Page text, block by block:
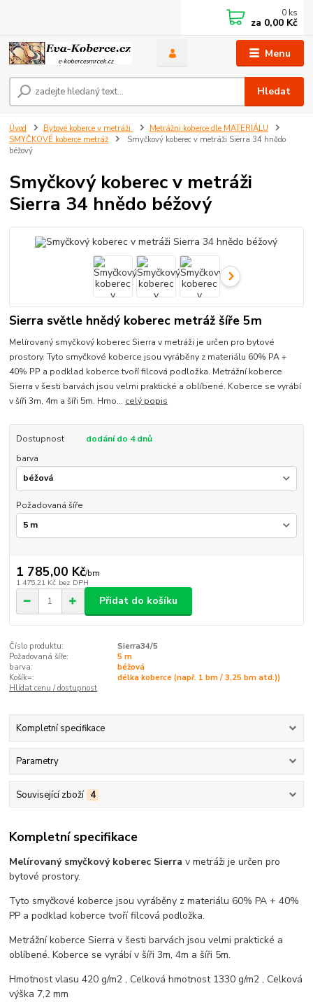
Menu
Hledat
0 ks
za 0,00 Kč
Úvod Bytové koberce v metráži
Metrážni koberce dle MATERIÁLU
SMYČKOVÉ koberce metráž
Smyčkový koberec v metráži Sierra 34 hnědo
béžový
Smyčkový koberec v metráži
Sierra 34 hnědo béžový
Sierra světle hnědý koberec metráž šíře 5m
Melírovaný smyčkový koberec Sierra v metráži je určen pro bytové
prostory. Tyto smyčkové koberce jsou vyráběny z materiálu 60% PA +
40% PP a podklad koberce tvoří filcová podložka. Metrážní koberce
Sierra v šesti barvách jsou velmi praktické a oblíbené. Koberce se vyrábí
v šíři 3m, 4m a šíři 5m. Hmo... celý popis
Dostupnost
dodání do 4 dnů
barva
Požadovaná šíře
1 785,00 Kč/bm
1 475,21 Kč bez DPH
Přidat do košíku
Číslo produktu:
Sierra34/5
Požadovaná šíře:
5 m
barva:
béžová
Košík=:
délka koberce (např. 1 bm / 3,25 bm atd.))
Hlídat cenu / dostupnost
Kompletní specifikace
Parametry
Související zboží 4
Kompletní specifikace
Melírovaný smyčkový koberec Sierra v metráži je určen pro
bytové prostory.
Tyto smyčkové koberce jsou vyráběny z materiálu 60% PA + 40%
PP a podklad koberce tvoří filcová podložka.
Metrážní koberce Sierra v šesti barvách jsou velmi praktické a
oblíbené. Koberce se vyrábí v šíři 3m, 4m a šíři 5m.
Hmotnost vlasu 420 g/m2 , Celková hmotnost 1330 g/m2 , Celková
výška 7,2 mm